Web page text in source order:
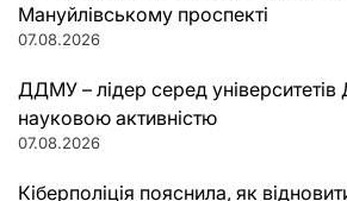
Мануйлівському проспекті
07.08.2026
ДДМУ – лідер серед університетів
науковою активністю
07.08.2026
Кіберполіція пояснила, як